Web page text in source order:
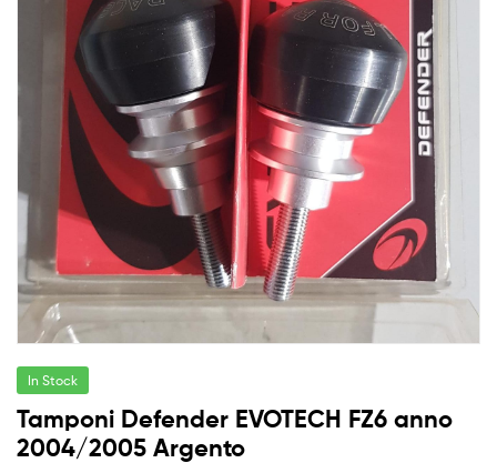
In Stock
Tamponi Defender EVOTECH FZ6 anno
2004/2005 Argento